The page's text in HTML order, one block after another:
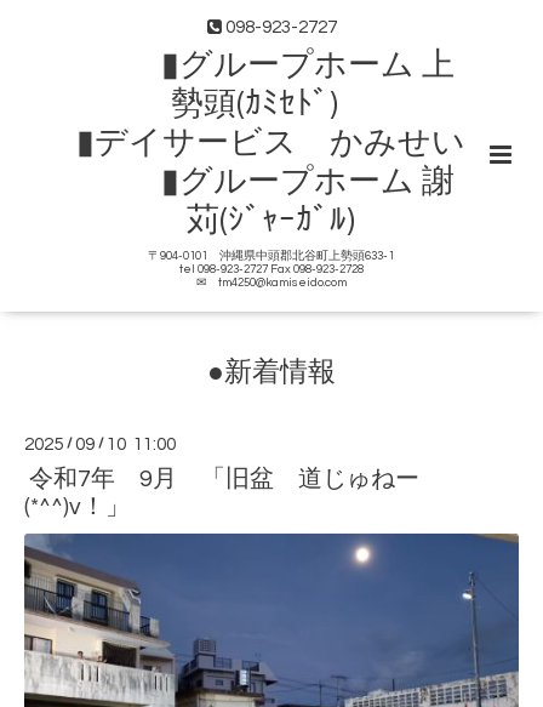
098-923-2727
▮グループホーム 上
勢頭(ｶﾐｾﾄﾞ)
▮デイサービス かみせい
▮グループホーム 謝
苅(ｼﾞｬｰｶﾞﾙ)
〒904-0101 沖縄県中頭郡北谷町上勢頭633-1
tel 098-923-2727 Fax 098-923-2728
✉ tm4250@kamiseido.com
●新着情報
2025 /09 / 10 11:00
令和7年 9月 「旧盆 道じゅねー
(*^^)v！」